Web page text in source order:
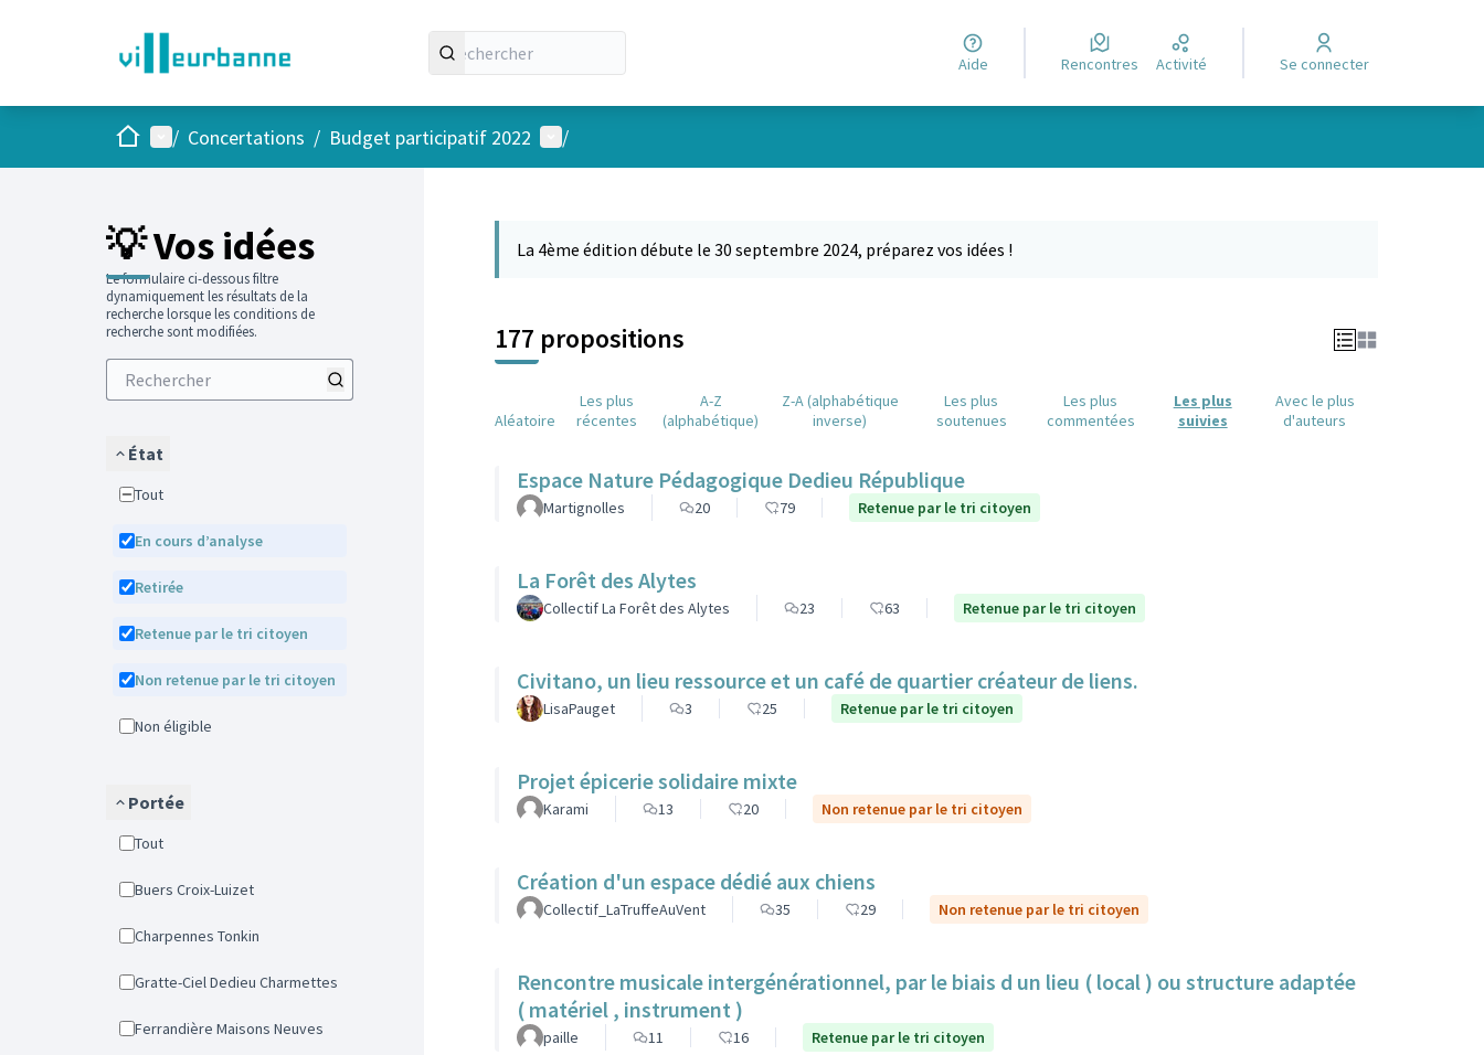
Aide Rencontres Activité Se connecter
AccueilMenu principal
/ Concertations / Budget participatif 2022 Menu utilisateur
/
💡 Vos idées
Le formulaire ci-dessous filtre
dynamiquement les résultats de la
recherche lorsque les conditions de
recherche sont modifiées.
État
Tout
En cours d’analyse
Retirée
Retenue par le tri citoyen
Non retenue par le tri citoyen
Non éligible
Portée
Tout
Buers Croix-Luizet
Charpennes Tonkin
Gratte-Ciel Dedieu Charmettes
Ferrandière Maisons Neuves
La 4ème édition débute le 30 septembre 2024, préparez vos idées !
177 propositions
Aléatoire
Les plus
récentes
A-Z
(alphabétique)
Z-A (alphabétique
inverse)
Les plus
soutenues
Les plus
commentées
Les plus
suivies
Avec le plus
d'auteurs
Espace Nature Pédagogique Dedieu République
Martignolles 20 79 Retenue par le tri citoyen
La Forêt des Alytes
Collectif La Forêt des Alytes 23 63 Retenue par le tri citoyen
Civitano, un lieu ressource et un café de quartier créateur de liens.
LisaPauget 3 25 Retenue par le tri citoyen
Projet épicerie solidaire mixte
Karami 13 20 Non retenue par le tri citoyen
Création d'un espace dédié aux chiens
Collectif_LaTruffeAuVent 35 29 Non retenue par le tri citoyen
Rencontre musicale intergénérationnel, par le biais d un lieu ( local ) ou structure adaptée
( matériel , instrument )
paille 11 16 Retenue par le tri citoyen